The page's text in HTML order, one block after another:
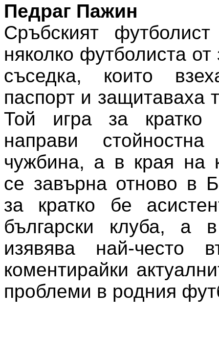
Педраг Пажин
Сръбският
няколко футболиста
съседка, които
паспорт и защитаваха
Той игра за
направи
чужбина, а в края на
се завърна отново в
за кратко бе
български клуба, а
изявява най-често
коментирайки
проблеми в родния